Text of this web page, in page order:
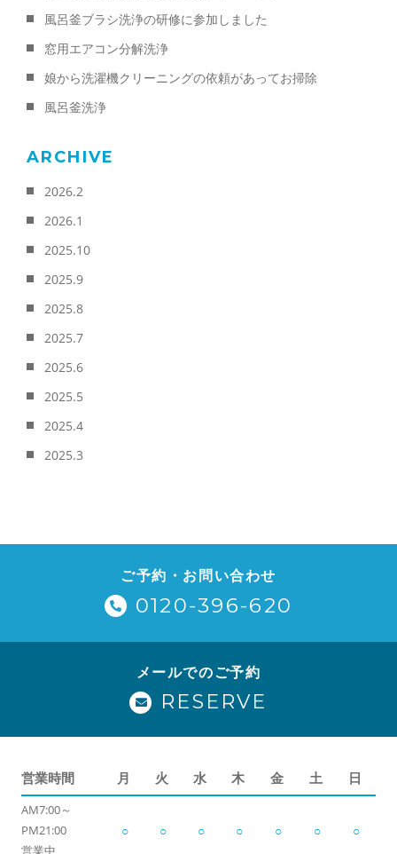
風呂釜ブラシ洗浄の研修に参加しました
窓用エアコン分解洗浄
娘から洗濯機クリーニングの依頼があってお掃除
風呂釜洗浄
ARCHIVE
2026.2
2026.1
2025.10
2025.9
2025.8
2025.7
2025.6
2025.5
2025.4
2025.3
ご予約・お問い合わせ
0120-396-620
メールでのご予約
RESERVE
営業時間 月 火 水 木 金 土 日
AM7:00～
PM21:00
営業中
○ ○ ○ ○ ○ ○ ○